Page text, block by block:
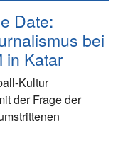
Date:
bei
in Katar
Kultur
der Frage der